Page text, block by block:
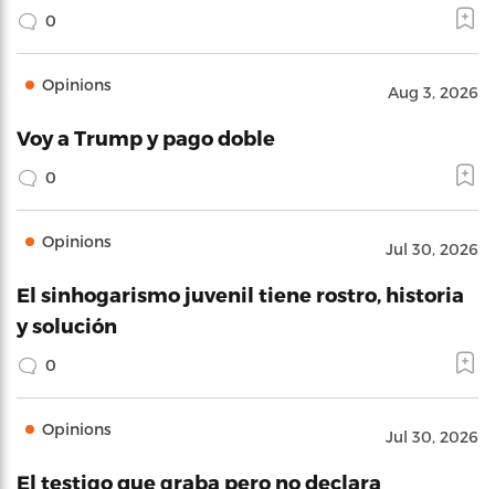
0
Opinions Aug 3, 2026
Voy a Trump y pago doble
0
Opinions Jul 30, 2026
El sinhogarismo juvenil tiene rostro, historia
y solución
0
Opinions Jul 30, 2026
El testigo que graba pero no declara